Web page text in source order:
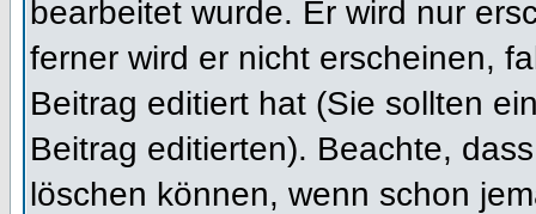
bearbeitet wurde. Er wird nur
ferner wird er nicht erscheinen,
Beitrag editiert hat (Sie sollten
Beitrag editierten). Beachte,
löschen können, wenn schon